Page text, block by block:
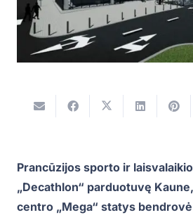
Prancūzijos sporto ir
„Decathlon“ parduotuvę
centro „Mega“ statys bendrovė